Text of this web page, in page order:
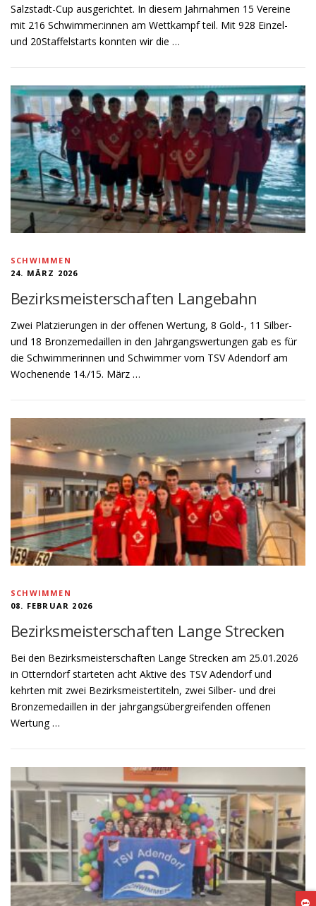
Salzstadt-Cup ausgerichtet. In diesem Jahrnahmen 15 Vereine
mit 216 Schwimmer:innen am Wettkampf teil. Mit 928 Einzel-
und 20Staffelstarts konnten wir die …
SCHWIMMEN
24. MÄRZ 2026
Bezirksmeisterschaften Langebahn
Zwei Platzierungen in der offenen Wertung, 8 Gold-, 11 Silber-
und 18 Bronzemedaillen in den Jahrgangswertungen gab es für
die Schwimmerinnen und Schwimmer vom TSV Adendorf am
Wochenende 14./15. März …
SCHWIMMEN
08. FEBRUAR 2026
Bezirksmeisterschaften Lange Strecken
Bei den Bezirksmeisterschaften Lange Strecken am 25.01.2026
in Otterndorf starteten acht Aktive des TSV Adendorf und
kehrten mit zwei Bezirksmeistertiteln, zwei Silber- und drei
Bronzemedaillen in der jahrgangsübergreifenden offenen
Wertung …